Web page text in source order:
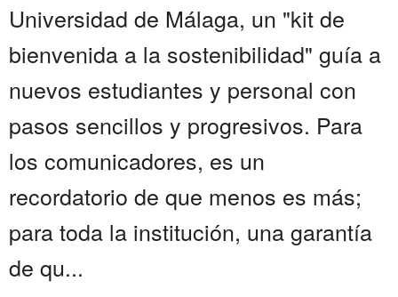
Universidad de Málaga, un "kit de
bienvenida a la sostenibilidad" guía a
nuevos estudiantes y personal con
pasos sencillos y progresivos. Para
los comunicadores, es un
recordatorio de que menos es más;
para toda la institución, una garantía
de qu...